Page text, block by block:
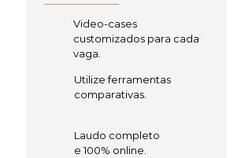
Video-cases
customizados para cada
vaga.
Utilize ferramentas
comparativas.
Laudo completo
e 100% online.